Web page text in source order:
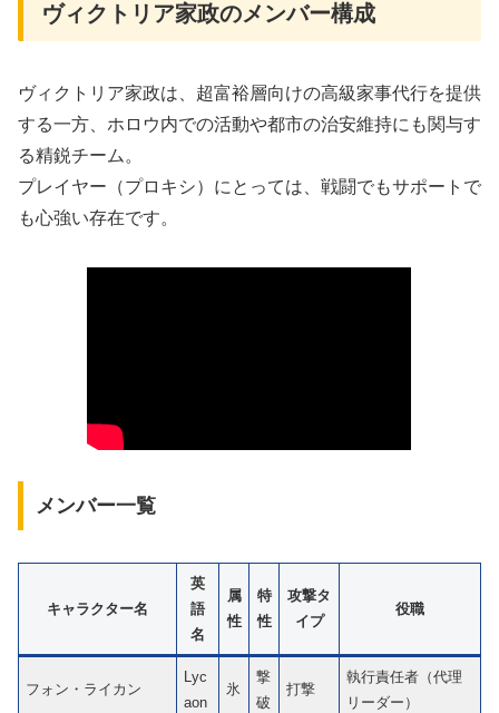
ヴィクトリア家政のメンバー構成
ヴィクトリア家政は、超富裕層向けの高級家事代行を提供
する一方、ホロウ内での活動や都市の治安維持にも関与す
る精鋭チーム。
プレイヤー（プロキシ）にとっては、戦闘でもサポートで
も心強い存在です。
メンバー一覧
キャラクター名
英
語
名
属
性
特
性
攻撃タ
イプ
役職
フォン・ライカン
Lyc
aon
氷
撃
破
打撃
執行責任者（代理
リーダー）